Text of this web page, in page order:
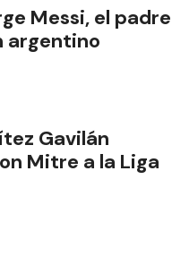
Messi, el padre
argentino
Gavilán
Mitre a la Liga